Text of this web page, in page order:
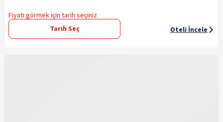
Fiyatı görmek için tarih seçiniz
Tarih Seç
Oteli İncele